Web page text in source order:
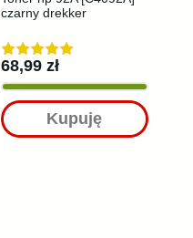
czarny drekker
68,99 zł
Kupuję